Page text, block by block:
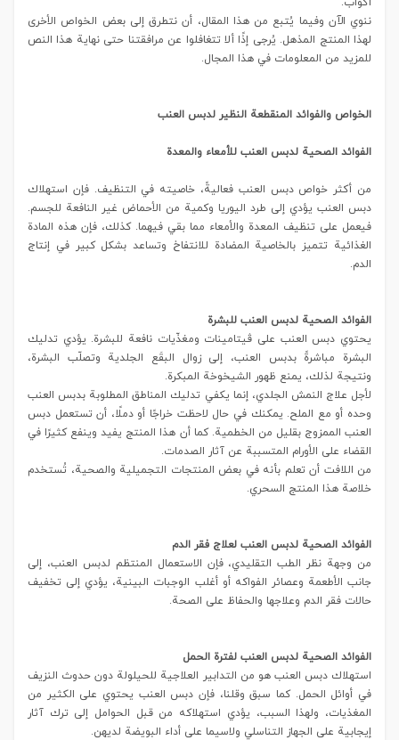
ننوي الآن وفيما يُتبع من هذا المقال، أن نتطرق إلى بعض الخواص الأخرى
لهذا المنتج المذهل. يُرجى إذًا ألا تتغافلوا عن مرافقتنا حتى نهاية هذا النص
للمزيد من المعلومات في هذا المجال.
الخواص والفوائد المنقطعة النظير لدبس العنب
الفوائد الصحية لدبس العنب للأمعاء والمعدة
من أكثر خواص دبس العنب فعاليةً، خاصيته في التنظيف. فإن استهلاك
دبس العنب يؤدي إلى طرد اليوريا وكمية من الأحماض غير النافعة للجسم.
فيعمل على تنظيف المعدة والأمعاء مما بقي فيهما. كذلك، فإن هذه المادة
الغذائية تتميز بالخاصية المضادة للانتفاخ وتساعد بشكل كبير في إنتاج
الدم.
الفوائد الصحية لدبس العنب للبشرة
يحتوي دبس العنب على ڤيتامينات ومغذّيات نافعة للبشرة. يؤدي تدليك
البشرة مباشرةً بدبس العنب، إلى زوال البقَع الجلدية وتصلّب البشرة،
ونتيجة لذلك، يمنع ظهور الشيخوخة المبكرة.
لأجل علاج النمش الجلدي، إنما يكفي تدليك المناطق المطلوبة بدبس العنب
وحده أو مع الملح. يمكنك في حال لاحظت خراجًا أو دملًا، أن تستعمل دبس
العنب الممزوج بقليل من الخطمية. كما أن هذا المنتج يفيد وينفع كثيرًا في
القضاء على الأورام المتسببة عن آثار الصدمات.
من اللافت أن تعلم بأنه في بعض المنتجات التجميلية والصحية، تُستخدم
خلاصة هذا المنتج السحري.
الفوائد الصحية لدبس العنب لعلاج فقر الدم
من وجهة نظر الطب التقليدي، فإن الاستعمال المنتظم لدبس العنب، إلى
جانب الأطعمة وعصائر الفواكه أو أغلب الوجبات البينية، يؤدي إلى تخفيف
حالات فقر الدم وعلاجها والحفاظ على الصحة.
الفوائد الصحية لدبس العنب لفترة الحمل
استهلاك دبس العنب هو من التدابير العلاجية للحيلولة دون حدوث النزيف
في أوائل الحمل. كما سبق وقلنا، فإن دبس العنب يحتوي على الكثير من
المغذيات، ولهذا السبب، يؤدي استهلاكه من قبل الحوامل إلى ترك آثار
إيجابية على الجهاز التناسلي ولاسيما على أداء البويضة لديهن.